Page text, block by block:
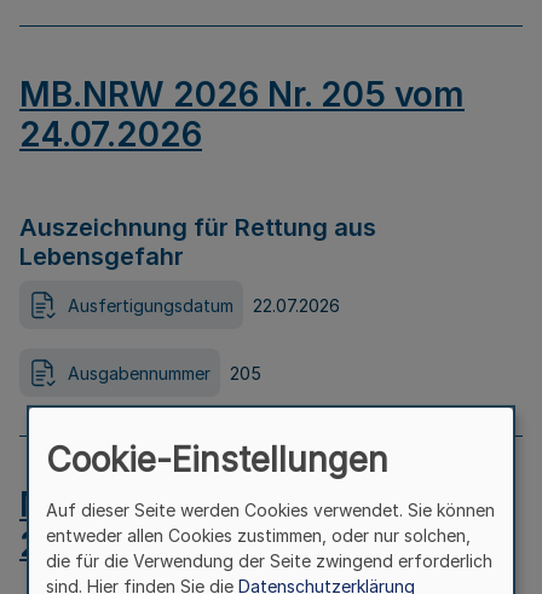
MB.NRW 2026 Nr. 205 vom
24.07.2026
Auszeichnung für Rettung aus
Lebensgefahr
Ausfertigungsdatum 22.07.2026
Ausgabennummer 205
MB.NRW 2026 Nr. 204 vom
24.07.2026
Cookie-Einstellungen
Auf dieser Seite werden Cookies verwendet. Sie können
entweder allen Cookies zustimmen, oder nur solchen,
die für die Verwendung der Seite zwingend erforderlich
sind. Hier finden Sie die Datenschutzerklärung